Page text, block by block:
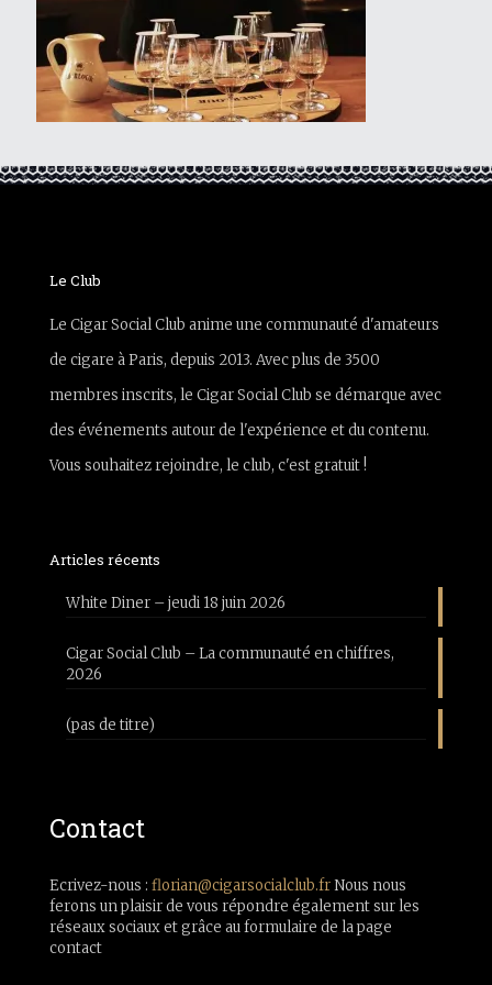
Le Club
Le Cigar Social Club anime une communauté d'amateurs
de cigare à Paris, depuis 2013. Avec plus de 3500
membres inscrits, le Cigar Social Club se démarque avec
des événements autour de l'expérience et du contenu.
Vous souhaitez rejoindre, le club, c'est gratuit !
Articles récents
White Diner – jeudi 18 juin 2026
Cigar Social Club – La communauté en chiffres,
2026
(pas de titre)
Contact
Ecrivez-nous : florian@cigarsocialclub.frNous nous
ferons un plaisir de vous répondre également sur les
réseaux sociaux et grâce au formulaire de la page
contact